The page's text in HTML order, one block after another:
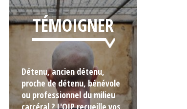
TÉMOIGNER
Détenu, ancien détenu,
proche de détenu, bénévole
ou professionnel du milieu
carcéral ? L'OIP recueille vos